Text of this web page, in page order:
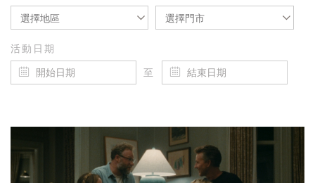
選擇地區 選擇門市
活動日期
至